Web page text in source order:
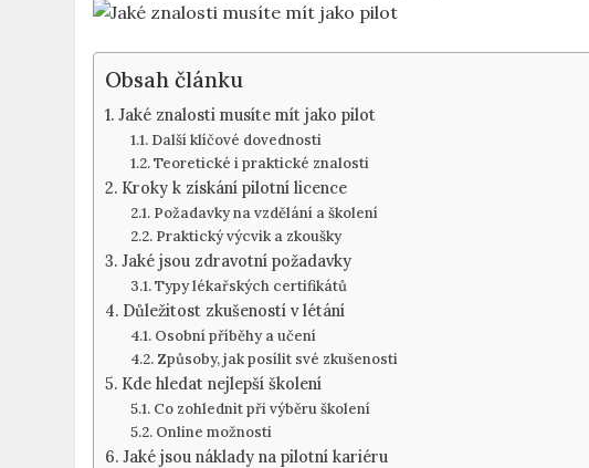
Obsah článku
Jaké znalosti musíte mít jako pilot
Další klíčové dovednosti
Teoretické i praktické znalosti
Kroky k získání pilotní licence
Požadavky na vzdělání a školení
Praktický výcvik a zkoušky
Jaké jsou zdravotní požadavky
Typy lékařských certifikátů
Důležitost zkušeností v létání
Osobní příběhy a učení
Způsoby, jak posílit své zkušenosti
Kde hledat nejlepší školení
Co zohlednit při výběru školení
Online možnosti
Jaké jsou náklady na pilotní kariéru